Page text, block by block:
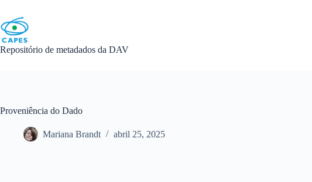
content
Repositório de metadados da DAV
Proveniência do Dado
Mariana Brandt abril 25, 2025